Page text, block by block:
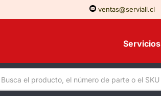
ventas@serviall.cl
Servicios